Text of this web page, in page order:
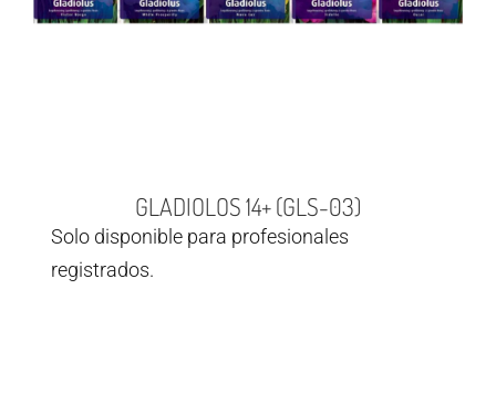
GLADIOLOS 14+ (GLS-03)
Solo disponible para profesionales
registrados.